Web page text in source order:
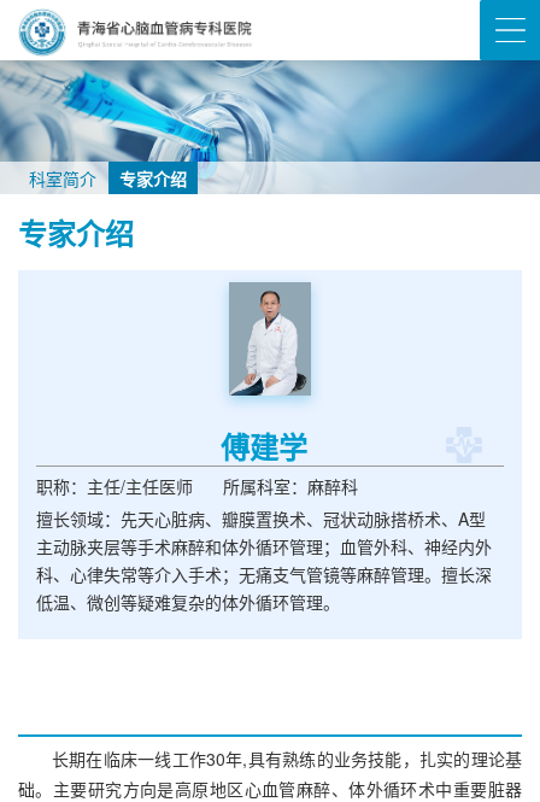
科室简介 专家介绍
专家介绍
傅建学
职称：主任/主任医师
所属科室：麻醉科
擅长领域：先天心脏病、瓣膜置换术、冠状动脉搭桥术、A型
主动脉夹层等手术麻醉和体外循环管理；血管外科、神经内外
科、心律失常等介入手术；无痛支气管镜等麻醉管理。擅长深
低温、微创等疑难复杂的体外循环管理。
长期在临床一线工作30年,具有熟练的业务技能，扎实的理论基
础。主要研究方向是高原地区心血管麻醉、体外循环术中重要脏器